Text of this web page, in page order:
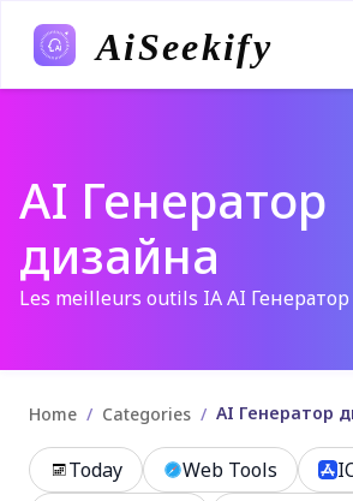
AiSeekify
AI Генератор
дизайна
Les meilleurs outils IA AI
Home / Categories / AI Генератор
Today Web Tools